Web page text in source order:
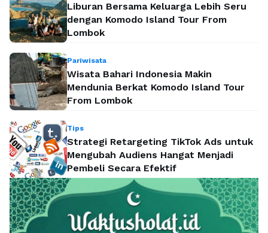
Liburan Bersama Keluarga Lebih Seru
dengan Komodo Island Tour From
Lombok
Pariwisata
Wisata Bahari Indonesia Makin
Mendunia Berkat Komodo Island Tour
From Lombok
Tips
Strategi Retargeting TikTok Ads untuk
Mengubah Audiens Hangat Menjadi
Pembeli Secara Efektif